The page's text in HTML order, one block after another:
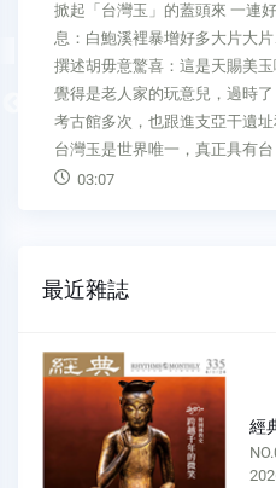
Previous
掀起「台灣玉」的蓋頭來 一連
息：白鮑溪裡暴增好多大片大
撰述胡毋意驚喜：這是天賜美
覺得是老人家的玩意兒，過時
考古館多次，也跟進支亞干遺
台灣玉是世界唯一，真正具有台
03:07
最近雜誌
經